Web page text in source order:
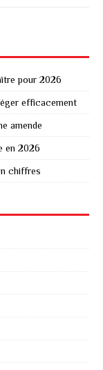
pour 2026
efficacement
amende
en 2026
chiffres